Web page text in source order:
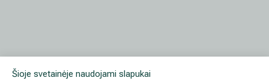
Šioje svetainėje naudojami slapukai